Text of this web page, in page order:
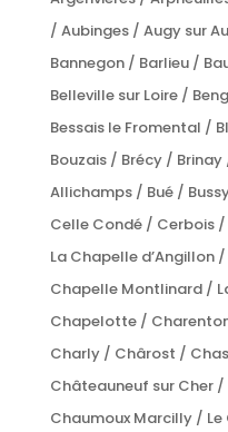
/ Aubinges / Augy sur
Bannegon / Barlieu /
Belleville sur Loire /
Bessais le Fromental /
Bouzais / Brécy /
Allichamps / Bué /
Celle Condé / Cerbois
La Chapelle d’Angillon
Chapelle Montlinard /
Chapelotte /
Charly / Chârost /
Châteauneuf sur Cher
Chaumoux Marcilly /